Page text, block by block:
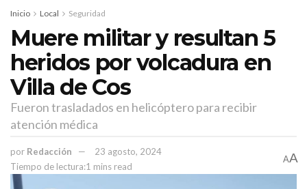
“Este día es para reconocer la valentía de la UNAM al cuestionar
el mundo tal como es, e imaginarlo y crear uno mejor”, expresó.
Inicio Local Seguridad
Muere militar y resultan 5
heridos por volcadura en
Villa de Cos
Fueron trasladados en helicóptero para recibir
atención médica
por Redacción
23 agosto, 2024
Tiempo de lectura:1 mins read
AA